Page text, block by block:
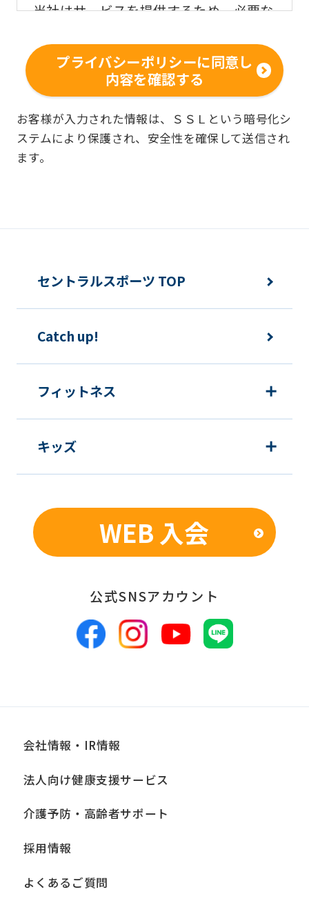
当社はサービスを提供するため、必要な
客様の個人情報を収集いたします。
■個人情報の利用
お客様からお預かりした個人情報は、以
下の目的で使用させて頂きます。また、
違法または不当な行為を助長し、または
ご利用上の諸連絡や利用状況の確認の
む）等、新商品・サービスの立案・開
発・実施のため
新商品・サービスやイベント情報を含
個人を特定できないよう加工したうえ
での統計的なデータの作成、活用、公
■個人情報の管理
当社は、お客様からお預かりした個人情
ざん、紛失等がないよう適正な管理に努
めます。当社において安全管理のために
講じている措置の内容については、本プ
■個人情報の開示
当社は、お客様からお預かりした個人情
本人の同意なく第三者に提供、開示いた
しません。ただし、法令により当社がお
る場合、あらかじめ当社との間で秘密保
プライバシーポリシーに同意し
内容を確認する
お客様が入力された情報は、ＳＳＬという暗号化シ
ステムにより保護され、安全性を確保して送信され
ます。
セントラルスポーツ TOP
Catch up!
フィットネス
キッズ
WEB 入会
公式SNSアカウント
会社情報・IR情報
法人向け健康支援サービス
介護予防・高齢者サポート
採用情報
よくあるご質問